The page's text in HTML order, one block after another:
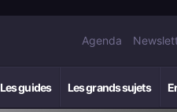
Agenda
Les guides Les grands sujets